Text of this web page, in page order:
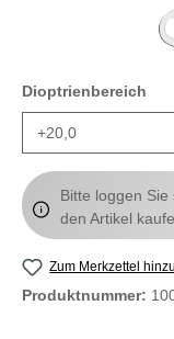
Dioptrienbereich
Bitte loggen
den Artikel
Zum Merkzettel
Produktnummer: